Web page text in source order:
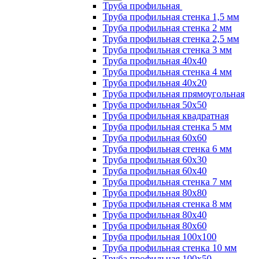
Труба профильная
Труба профильная стенка 1,5 мм
Труба профильная стенка 2 мм
Труба профильная стенка 2,5 мм
Труба профильная стенка 3 мм
Труба профильная 40х40
Труба профильная стенка 4 мм
Труба профильная 40х20
Труба профильная прямоугольная
Труба профильная 50х50
Труба профильная квадратная
Труба профильная стенка 5 мм
Труба профильная 60х60
Труба профильная стенка 6 мм
Труба профильная 60х30
Труба профильная 60х40
Труба профильная стенка 7 мм
Труба профильная 80х80
Труба профильная стенка 8 мм
Труба профильная 80х40
Труба профильная 80х60
Труба профильная 100х100
Труба профильная стенка 10 мм